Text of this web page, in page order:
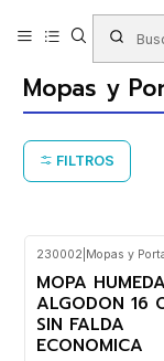
Productos
Mopas y
FILTROS
230002 Mopas y
MOPA
ALGODON 16
SIN FALDA
ECONOMICA